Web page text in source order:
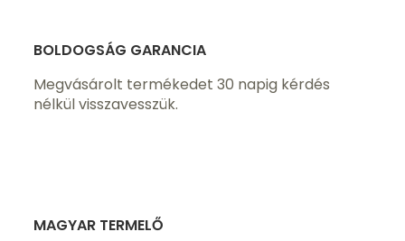
BOLDOGSÁG GARANCIA
Megvásárolt termékedet 30 napig kérdés
nélkül visszavesszük.
MAGYAR TERMELŐ